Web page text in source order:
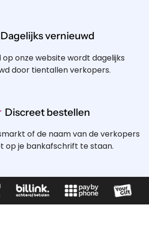
Dagelijks vernieuwd
op onze website wordt dagelijks
door tientallen verkopers.
Discreet bestellen
of de naam van de verkopers
op je bankafschrift te staan.